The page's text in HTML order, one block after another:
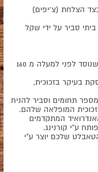
בצד הצלחת (צ'יפים)
סביר על ידי שקל
חברת קורנינג הינה תאגיד אמריקאי שנוסד לפני למעלה מ 160
בעיקר בזכוכית,
תחומים וסביר להניח
המופלאה שלהם.
המתקדמים
שלכם יוצר ע"י